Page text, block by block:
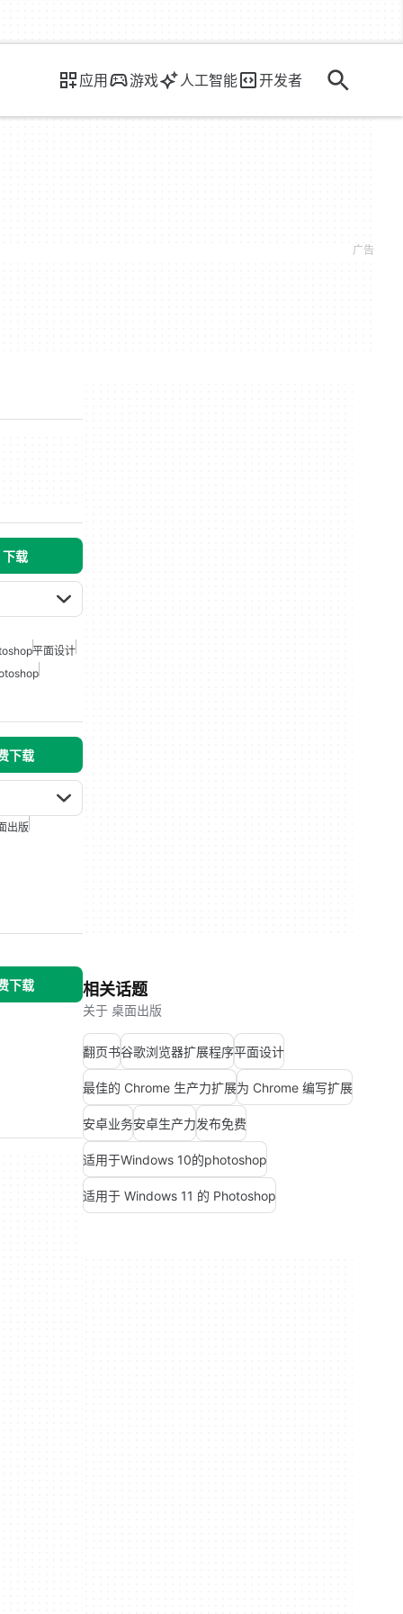
应用 游戏 人工智能 开发者
载
平面设计
下载
出版
下载 相关话题
关于 桌面出版
翻页书谷歌浏览器扩展程序平面设计
最佳的 Chrome 生产力扩展为 Chrome 编写扩展
安卓业务安卓生产力发布免费
适用于Windows 10的photoshop
适用于 Windows 11 的 Photoshop